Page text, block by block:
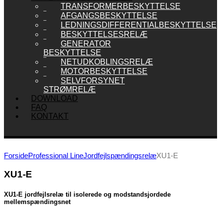
TRANSFORMERBESKYTTELSE
AFGANGSBESKYTTELSE
LEDNINGSDIFFERENTIALBESKYTTELSE
BESKYTTELSESRELÆ
GENERATOR
BESKYTTELSE
NETUDKOBLINGSRELÆ
MOTORBESKYTTELSE
SELVFORSYNET
STRØMRELÆ
DOWNLOAD
FAQ
KONTAKT
ForsideProfessional LineJordfejlspændingsrelæXU1-E
XU1-E
XU1-E jordfejlsrelæ til isolerede og modstandsjordede
mellemspændingsnet